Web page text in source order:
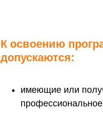
К освоению
допускаются:
имеющие или